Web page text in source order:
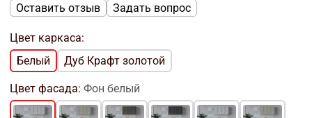
Оставить отзыв Задать вопрос
Цвет каркаса:
Белый
Дуб Крафт золотой
Цвет фасада: Фон белый